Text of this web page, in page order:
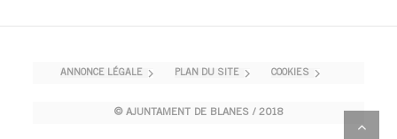
ANNONCE LÉGALE PLAN DU SITE COOKIES
© AJUNTAMENT DE BLANES / 2018